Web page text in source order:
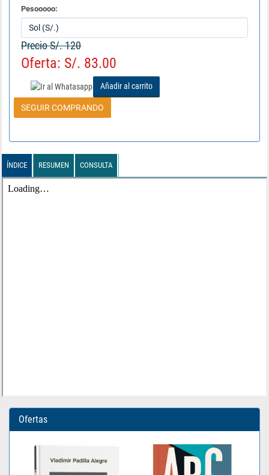
Pesooooo:
Precio S/. 120
Oferta: S/. 83.00
Añadir al carrito
SEGUIR COMPRANDO
ÍNDICE RESUMEN CONSULTA
Ofertas